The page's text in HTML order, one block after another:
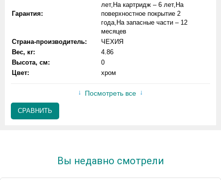
Гарантия:
лет,На картридж – 6 лет,На
поверхностное покрытие 2
года,На запасные части – 12
месяцев
Страна-производитель:
ЧЕХИЯ
Вес, кг:
4.86
Высота, см:
0
Цвет:
хром
Посмотреть все
СРАВНИТЬ
Вы недавно смотрели